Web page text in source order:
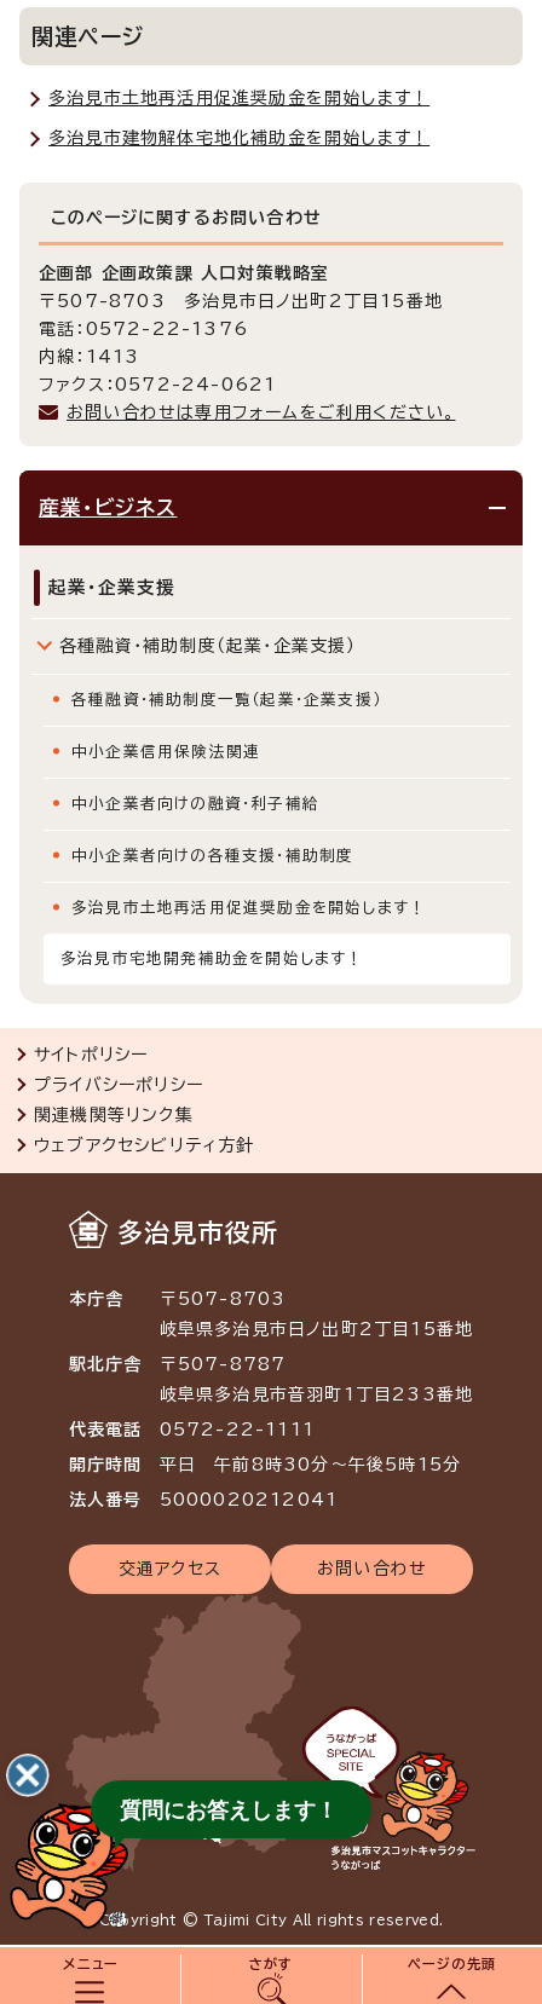
関連ページ
多治見市土地再活用促進奨励金を開始します！
多治見市建物解体宅地化補助金を開始します！
このページに関する お問い合わせ
企画部 企画政策課 人口対策戦略室
〒507-8703 多治見市日ノ出町2丁目15番地
電話：0572-22-1376
内線：1413
ファクス：0572-24-0621
お問い合わせは専用フォームをご利用ください。
産業・ビジネス
起業・企業支援
各種融資・補助制度（起業・企業支援）
各種融資・補助制度一覧（起業・企業支援）
中小企業信用保険法関連
中小企業者向けの融資・利子補給
中小企業者向けの各種支援・補助制度
多治見市土地再活用促進奨励金を開始します！
多治見市宅地開発補助金を開始します！
メニュー さがす ページの先頭
サイトポリシー
プライバシーポリシー
関連機関等リンク集
ウェブアクセシビリティ方針
多治見市役所
本庁舎
〒507-8703
岐阜県多治見市日ノ出町2丁目15番地
駅北庁舎
〒507-8787
岐阜県多治見市音羽町1丁目233番地
代表電話 0572-22-1111
開庁時間 平日 午前8時30分～午後5時15分
法人番号 5000020212041
交通アクセス お問い合わせ
Copyright © Tajimi City All rights reserved.
質問にお答えします！